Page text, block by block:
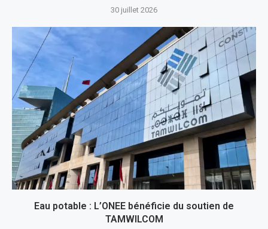
30 juillet 2026
Eau potable : L’ONEE bénéficie du soutien de
TAMWILCOM